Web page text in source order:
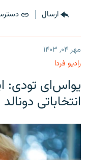
ارسال
مهر ۰۴, ۱۴۰۳
رادیو فردا
یو‌اس‌ای تودی:
انتخاباتی